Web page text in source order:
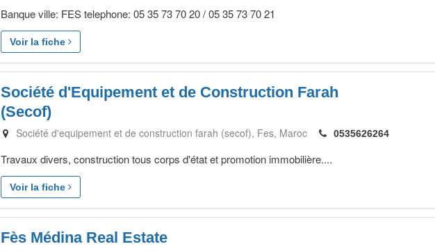
Banque ville: FES telephone: 05 35 73 70 20 / 05 35 73 70 21
Voir la fiche
Société d'Equipement et de Construction Farah
(Secof)
Société d'equipement et de construction farah (secof) Fes Maroc 0535626264
Travaux divers, construction tous corps d'état et promotion immobilière....
Voir la fiche
Fès Médina Real Estate